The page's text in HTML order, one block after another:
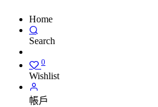
Home
Search
0
Wishlist
帳戶